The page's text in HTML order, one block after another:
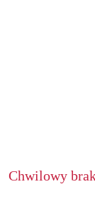
Chwilowy